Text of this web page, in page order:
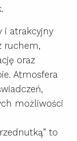
i atrakcyjny
ruchem,
oraz
Atmosfera
możliwości
to